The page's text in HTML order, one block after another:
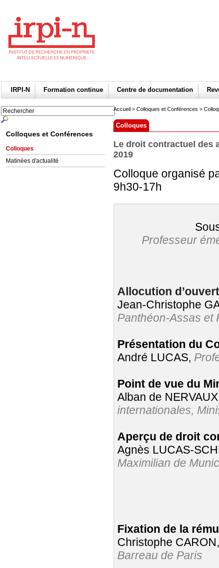
IRPI-N Formation continue Centre de documentation
Colloques et Conférences
Colloques
Matinées d'actualité
Accueil > Colloques et Conférences >
Colloques
Le droit contractuel des
2019
Colloque organisé
9h30-17h
Professeur
Allocution
Jean-Christophe
Panthéon-Assas et
Présentation du
André LUCAS,
Point de vue du
Alban de
internationales,
Aperçu de droit
Agnès LUCAS-
Maximilian de
Fixation de la
Christophe
Barreau de Paris